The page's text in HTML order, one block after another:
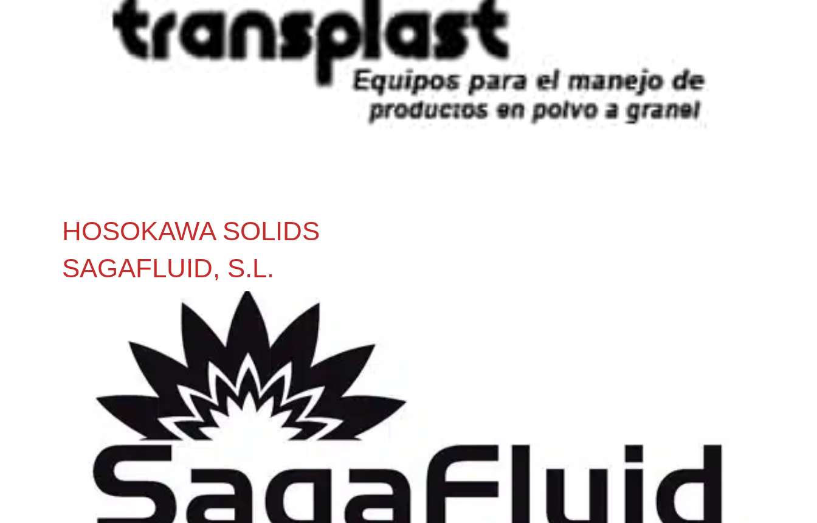
HOSOKAWA SOLIDS
SAGAFLUID, S.L.